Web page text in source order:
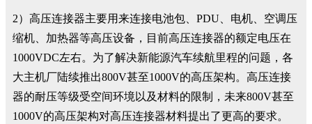
2）高压连接器主要用来连接电池包、PDU、电机、空调压
缩机、加热器等高压设备，目前高压连接器的额定电压在
1000VDC左右。为了解决新能源汽车续航里程的问题，各
大主机厂陆续推出800V甚至1000V的高压架构。高压连接
器的耐压等级受空间环境以及材料的限制，未来800V甚至
1000V的高压架构对高压连接器材料提出了更高的要求。